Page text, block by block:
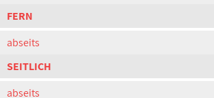
FERN
abseits
SEITLICH
abseits